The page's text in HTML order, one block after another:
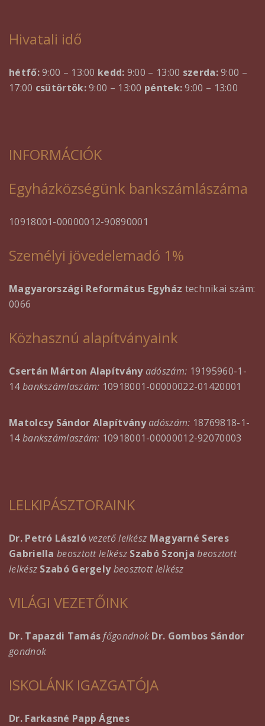
Hivatali idő
hétfő:9:00 – 13:00 kedd: 9:00 – 13:00 szerda:9:00 –
17:00 csütörtök:9:00 – 13:00 péntek:9:00 – 13:00
INFORMÁCIÓK
Egyházközségünk bankszámlászáma
10918001-00000012-90890001
Személyi jövedelemadó 1%
Magyarországi Református Egyház technikai szám:
0066
Közhasznú alapítványaink
Csertán Márton Alapítvány adószám: 19195960-1-
14bankszámlaszám: 10918001-00000022-01420001
Matolcsy Sándor Alapítványadószám: 18769818-1-
14bankszámlaszám: 10918001-00000012-92070003
LELKIPÁSZTORAINK
Dr. Petró Lászlóvezető lelkész Magyarné Seres
Gabriella beosztott lelkész Szabó Szonjabeosztott
lelkész Szabó Gergely beosztott lelkész
VILÁGI VEZETŐINK
Dr. Tapazdi Tamásfőgondnok Dr. Gombos Sándor
gondnok
ISKOLÁNK IGAZGATÓJA
Dr. Farkasné Papp Ágnes